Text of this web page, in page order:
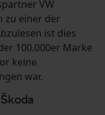
VW
zu einer der
ist dies
100.000er Marke
keine
war.